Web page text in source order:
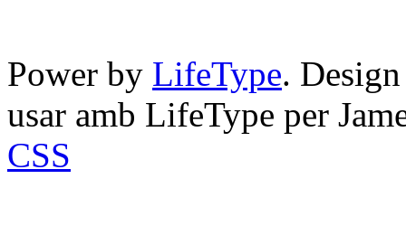
Power by LifeType.
usar amb LifeType per
CSS